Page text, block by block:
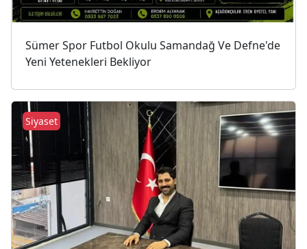
Sümer Spor Futbol Okulu Samandağ Ve Defne'de
Yeni Yetenekleri Bekliyor
Siyaset